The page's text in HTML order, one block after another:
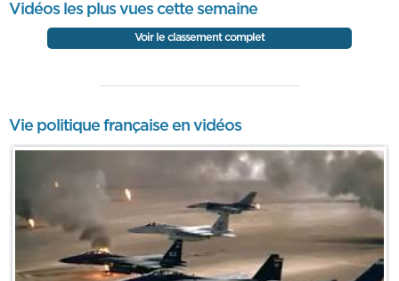
Vidéos les plus vues cette semaine
Voir le classement complet
Vie politique française en vidéos